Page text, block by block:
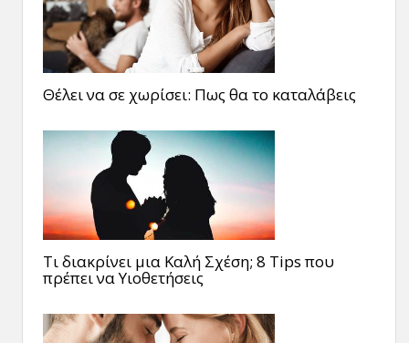
Θέλει να σε χωρίσει: Πως θα το καταλάβεις
Τι διακρίνει μια Καλή Σχέση; 8 Tips που
πρέπει να Υιοθετήσεις